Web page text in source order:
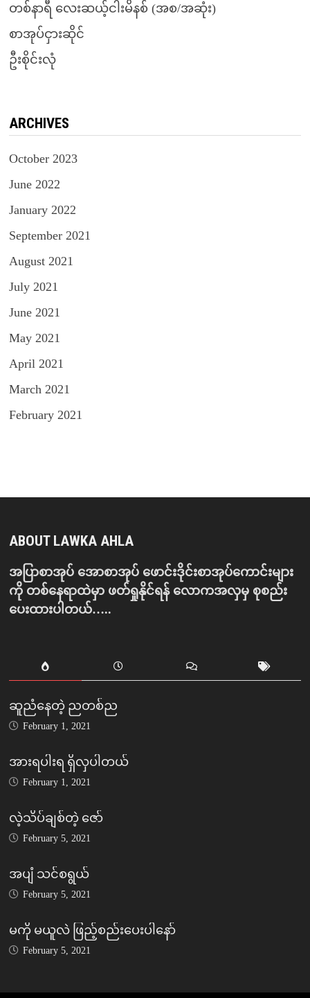
တစ်နာရီ လေးဆယ့်ငါးမိနစ် (အစ/အဆုံး)
စာအုပ်ငှားဆိုင်
ဦးစိုင်းလုံ
ARCHIVES
October 2023
June 2022
January 2022
September 2021
August 2021
July 2021
June 2021
May 2021
April 2021
March 2021
February 2021
ABOUT LAWKA AHLA
အပြာစာအုပ် အောစာအုပ် ဖောင်းဒိုင်းစာအုပ်ကောင်းများ
ကို တစ်နေရာထဲမှာ ဖတ်ရှုနိုင်ရန် လောကအလှမှ စုစည်း
ပေးထားပါတယ်…..
ဆူညံနေတဲ့ ညတစ်ည
February 1, 2021
အားရပါးရ ရှိလှပါတယ်
February 1, 2021
လဲ့သိပ်ချစ်တဲ့ ဇော်
February 5, 2021
အပျံ သင်စရွယ်
February 5, 2021
မကို မယူလဲ ဖြည့်စည်းပေးပါနော်
February 5, 2021